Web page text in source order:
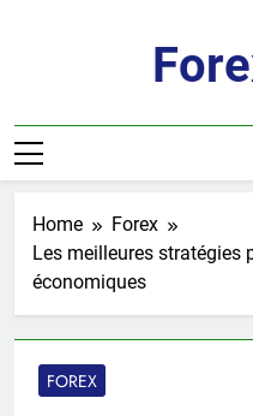
Home
Forex
Les meilleures stratégies
économiques
FOREX